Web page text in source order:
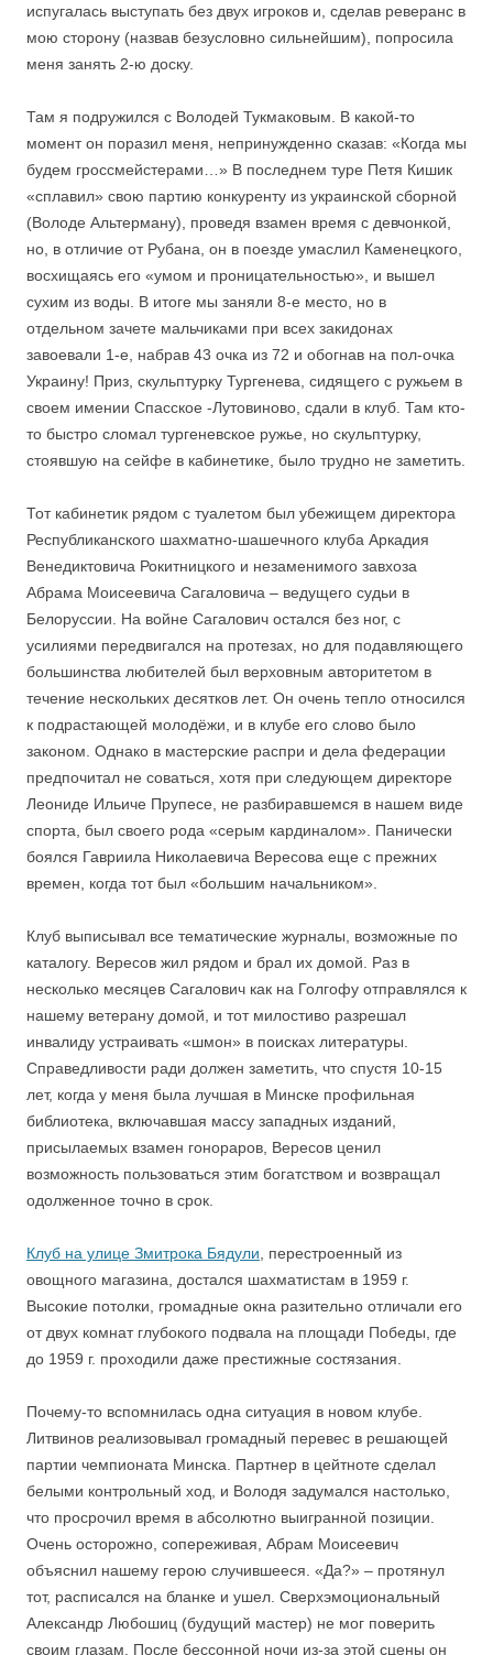
испугалась выступать без двух игроков и, сделав реверанс в
мою сторону (назвав безусловно сильнейшим), попросила
меня занять 2-ю доску.
Там я подружился с Володей Тукмаковым. В какой-то
момент он поразил меня, непринужденно сказав: «Когда мы
будем гроссмейстерами…» В последнем туре Петя Кишик
«сплавил» свою партию конкуренту из украинской сборной
(Володе Альтерману), проведя взамен время с девчонкой,
но, в отличие от Рубана, он в поезде умаслил Каменецкого,
восхищаясь его «умом и проницательностью», и вышел
сухим из воды. В итоге мы заняли 8-е место, но в
отдельном зачете мальчиками при всех закидонах
завоевали 1-е, набрав 43 очка из 72 и обогнав на пол-очка
Украину! Приз, скульптурку Тургенева, сидящего с ружьем в
своем имении Спасское -Лутовиново, сдали в клуб. Там кто-
то быстро сломал тургеневское ружье, но скульптурку,
стоявшую на сейфе в кабинетике, было трудно не заметить.
Тот кабинетик рядом с туалетом был убежищем директора
Республиканского шахматно-шашечного клуба Аркадия
Венедиктовича Рокитницкого и незаменимого завхоза
Абрама Моисеевича Сагаловича – ведущего судьи в
Белоруссии. На войне Сагалович остался без ног, с
усилиями передвигался на протезах, но для подавляющего
большинства любителей был верховным авторитетом в
течение нескольких десятков лет. Он очень тепло относился
к подрастающей молодёжи, и в клубе его слово было
законом. Однако в мастерские распри и дела федерации
предпочитал не соваться, хотя при следующем директоре
Леониде Ильиче Прупесе, не разбиравшемся в нашем виде
спорта, был своего рода «серым кардиналом». Панически
боялся Гавриила Николаевича Вересова еще с прежних
времен, когда тот был «большим начальником».
Клуб выписывал все тематические журналы, возможные по
каталогу. Вересов жил рядом и брал их домой. Раз в
несколько месяцев Сагалович как на Голгофу отправлялся к
нашему ветерану домой, и тот милостиво разрешал
инвалиду устраивать «шмон» в поисках литературы.
Справедливости ради должен заметить, что спустя 10-15
лет, когда у меня была лучшая в Минске профильная
библиотека, включавшая массу западных изданий,
присылаемых взамен гонораров, Вересов ценил
возможность пользоваться этим богатством и возвращал
одолженное точно в срок.
Клуб на улице Змитрока Бядули , перестроенный из
овощного магазина, достался шахматистам в 1959 г.
Высокие потолки, громадные окна разительно отличали его
от двух комнат глубокого подвала на площади Победы, где
до 1959 г. проходили даже престижные состязания.
Почему-то вспомнилась одна ситуация в новом клубе.
Литвинов реализовывал громадный перевес в решающей
партии чемпионата Минска. Партнер в цейтноте сделал
белыми контрольный ход, и Володя задумался настолько,
что просрочил время в абсолютно выигранной позиции.
Очень осторожно, сопереживая, Абрам Моисеевич
объяснил нашему герою случившееся. «Да?» – протянул
тот, расписался на бланке и ушел. Сверхэмоциональный
Александр Любошиц (будущий мастер) не мог поверить
своим глазам. После бессонной ночи из-за этой сцены он